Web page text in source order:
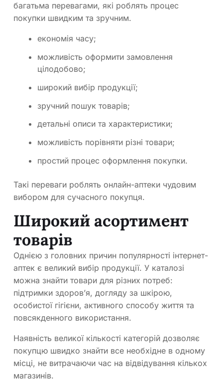
багатьма перевагами, які роблять процес
покупки швидким та зручним.
економія часу;
можливість оформити замовлення
цілодобово;
широкий вибір продукції;
зручний пошук товарів;
детальні описи та характеристики;
можливість порівняти різні товари;
простий процес оформлення покупки.
Такі переваги роблять онлайн-аптеки чудовим
вибором для сучасного покупця.
Широкий асортимент
товарів
Однією з головних причин популярності інтернет-
аптек є великий вибір продукції. У каталозі
можна знайти товари для різних потреб:
підтримки здоров’я, догляду за шкірою,
особистої гігієни, активного способу життя та
повсякденного використання.
Наявність великої кількості категорій дозволяє
покупцю швидко знайти все необхідне в одному
місці, не витрачаючи час на відвідування кількох
магазинів.